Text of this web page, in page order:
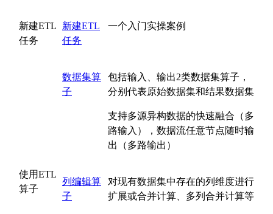
新建ETL
任务
新建ETL
任务
一个入门实操案例
使用ETL
算子
数据集算
子
包括输入、输出2类数据集算子，
分别代表原始数据集和结果数据集
支持多源异构数据的快速融合（多
路输入），数据流任意节点随时输
出（多路输出）
列编辑算
子
对现有数据集中存在的列维度进行
扩展或合并计算、多列合并计算等